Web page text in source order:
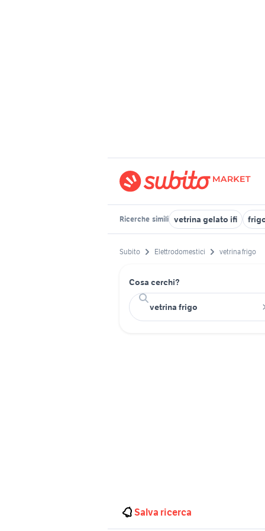
Ricerche simili vetrina gelato ifi
Subito Elettrodomestici vetrina frigo
Cosa cerchi?
Salva ricerca